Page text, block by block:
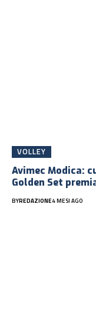
VOLLEY
Avimec Modica:
Golden Set
BYREDAZIONE4 MESI AGO